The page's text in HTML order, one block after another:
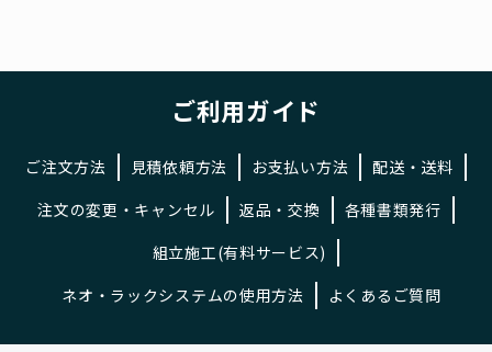
ご利用ガイド
ご注文方法 見積依頼方法 お支払い方法
配送・送料
注文の変更・キャンセル
返品・交換
各種書類発行
組立施工(有料サービス)
ネオ・ラックシステムの使用方法
よくあるご質問